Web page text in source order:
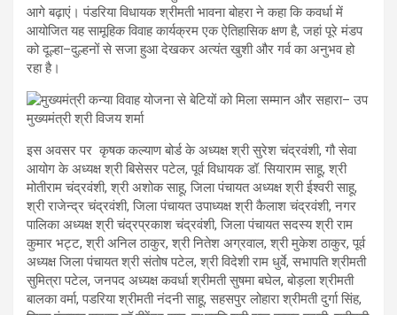
आगे बढ़ाएं। पंडरिया विधायक श्रीमती भावना बोहरा ने कहा कि कवर्धा में
आयोजित यह सामूहिक विवाह कार्यक्रम एक ऐतिहासिक क्षण है, जहां पूरे मंडप
को दूल्हा–दुल्हनों से सजा हुआ देखकर अत्यंत खुशी और गर्व का अनुभव हो
रहा है।
इस अवसर पर कृषक कल्याण बोर्ड के अध्यक्ष श्री सुरेश चंद्रवंशी, गौ सेवा
आयोग के अध्यक्ष श्री बिसेसर पटेल, पूर्व विधायक डॉ. सियाराम साहू, श्री
मोतीराम चंद्रवंशी, श्री अशोक साहू, जिला पंचायत अध्यक्ष श्री ईश्वरी साहू,
श्री राजेन्द्र चंद्रवंशी, जिला पंचायत उपाध्यक्ष श्री कैलाश चंद्रवंशी, नगर
पालिका अध्यक्ष श्री चंद्रप्रकाश चंद्रवंशी, जिला पंचायत सदस्य श्री राम
कुमार भट्ट, श्री अनिल ठाकुर, श्री नितेश अग्रवाल, श्री मुकेश ठाकुर, पूर्व
अध्यक्ष जिला पंचायत श्री संतोष पटेल, श्री विदेशी राम धुर्वे, सभापति श्रीमती
सुमित्रा पटेल, जनपद अध्यक्ष कवर्धा श्रीमती सुषमा बघेल, बोड़ला श्रीमती
बालका वर्मा, पडरिया श्रीमती नंदनी साहू, सहसपुर लोहारा श्रीमती दुर्गा सिंह,